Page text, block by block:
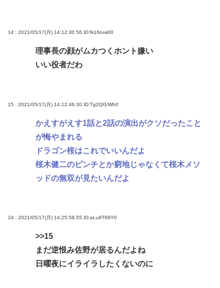
14 : 2021/05/17(月) 14:12:30.56 ID:fk16ruw00
理事長の顔がムカつくホント嫌い
いい役者だわ
15 : 2021/05/17(月) 14:12:46.30 ID:Tg2QG/Wh0
かえすがえす1話と2話の演出がクソだったこと
が悔やまれる
ドラゴン桜はこれでいいんだよ
桜木健二のピンチとか窮地じゃなくて桜木メソ
ッドの無双が見たいんだよ
24 : 2021/05/17(月) 14:25:58.55 ID:aLu9T69Y0
>>15
まだ逆恨み佐野が居るんだよね
日曜夜にイライラしたくないのに